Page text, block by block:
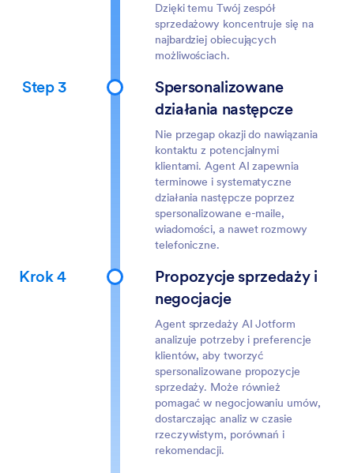
Dzięki temu Twój zespół
sprzedażowy koncentruje się na
najbardziej obiecujących
możliwościach.
Step 3
Spersonalizowane
działania następcze
Nie przegap okazji do nawiązania
kontaktu z potencjalnymi
klientami. Agent AI zapewnia
terminowe i systematyczne
działania następcze poprzez
spersonalizowane e-maile,
wiadomości, a nawet rozmowy
telefoniczne.
Krok 4
Propozycje sprzedaży i
negocjacje
Agent sprzedaży AI Jotform
analizuje potrzeby i preferencje
klientów, aby tworzyć
spersonalizowane propozycje
sprzedaży. Może również
pomagać w negocjowaniu umów,
dostarczając analiz w czasie
rzeczywistym, porównań i
rekomendacji.